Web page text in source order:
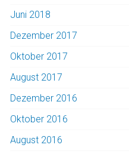
Juni 2018
Dezember 2017
Oktober 2017
August 2017
Dezember 2016
Oktober 2016
August 2016